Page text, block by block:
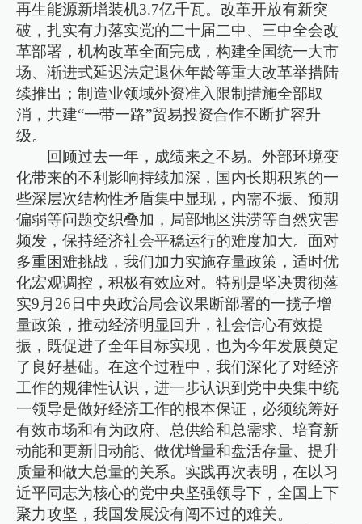
再生能源新增装机3.7亿千瓦。改革开放有新突
破，扎实有力落实党的二十届二中、三中全会改
革部署，机构改革全面完成，构建全国统一大市
场、渐进式延迟法定退休年龄等重大改革举措陆
续推出；制造业领域外资准入限制措施全部取
消，共建“一带一路”贸易投资合作不断扩容升
级。
回顾过去一年，成绩来之不易。外部环境变
化带来的不利影响持续加深，国内长期积累的一
些深层次结构性矛盾集中显现，内需不振、预期
偏弱等问题交织叠加，局部地区洪涝等自然灾害
频发，保持经济社会平稳运行的难度加大。面对
多重困难挑战，我们加力实施存量政策，适时优
化宏观调控，积极有效应对。特别是坚决贯彻落
实9月26日中央政治局会议果断部署的一揽子增
量政策，推动经济明显回升，社会信心有效提
振，既促进了全年目标实现，也为今年发展奠定
了良好基础。在这个过程中，我们深化了对经济
工作的规律性认识，进一步认识到党中央集中统
一领导是做好经济工作的根本保证，必须统筹好
有效市场和有为政府、总供给和总需求、培育新
动能和更新旧动能、做优增量和盘活存量、提升
质量和做大总量的关系。实践再次表明，在以习
近平同志为核心的党中央坚强领导下，全国上下
聚力攻坚，我国发展没有闯不过的难关。